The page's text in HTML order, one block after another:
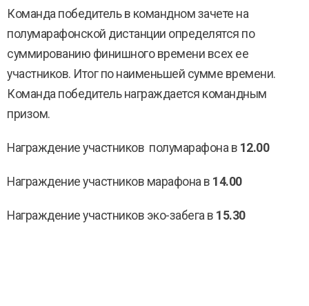
Команда победитель в командном зачете на
полумарафонской дистанции определятся по
суммированию финишного времени всех ее
участников. Итог по наименьшей сумме времени.
Команда победитель награждается командным
призом.
Награждение участников полумарафона в 12.00
Награждение участников марафона в 14.00
Награждение участников эко-забега в 15.30